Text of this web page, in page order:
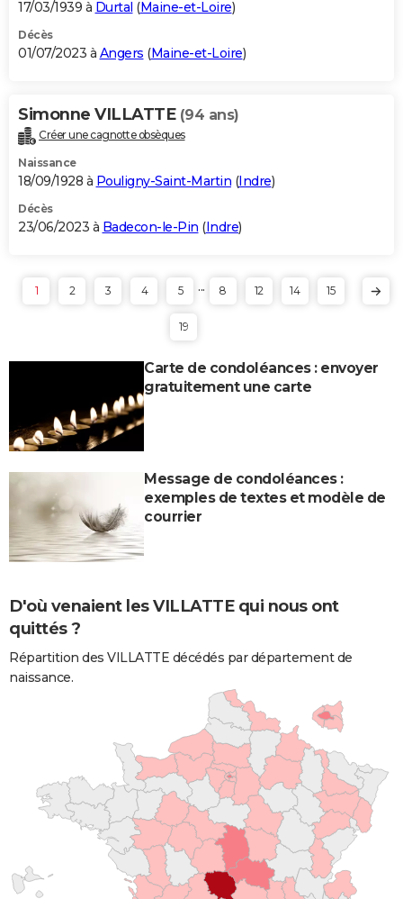
17/03/1939 à Durtal (Maine-et-Loire)
Décès
01/07/2023 à Angers (Maine-et-Loire)
Simonne VILLATTE (94 ans)
Créer une cagnotte obsèques
Naissance
18/09/1928 à Pouligny-Saint-Martin (Indre)
Décès
23/06/2023 à Badecon-le-Pin (Indre)
1 2 3 4 5 ... 8 12 14 15
19
Carte de condoléances : envoyer
gratuitement une carte
Message de condoléances :
exemples de textes et modèle de
courrier
D'où venaient les VILLATTE qui nous ont
quittés ?
Répartition des VILLATTE décédés par département de
naissance.